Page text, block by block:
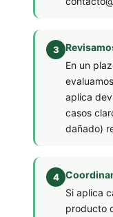
En un
aplica
casos
dañado)
Si aplica
producto